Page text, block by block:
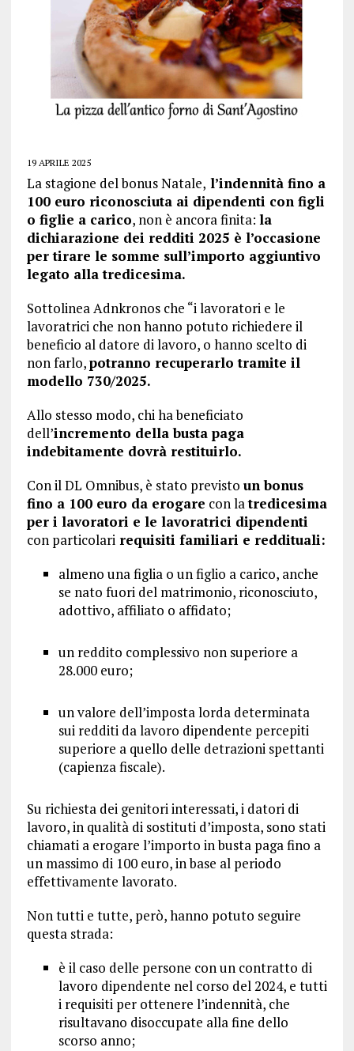
19 APRILE 2025
La stagione del bonus Natale, l’indennità fino a
100 euro riconosciuta ai dipendenti con figli
o figlie a carico, non è ancora finita: la
dichiarazione dei redditi 2025 è l’occasione
per tirare le somme sull’importo aggiuntivo
legato alla tredicesima.
Sottolinea Adnkronos che “i lavoratori e le
lavoratrici che non hanno potuto richiedere il
beneficio al datore di lavoro, o hanno scelto di
non farlo,potranno recuperarlo tramite il
modello 730/2025.
Allo stesso modo, chi ha beneficiato
dell’incremento della busta paga
indebitamente dovrà restituirlo.
Con il DL Omnibus, è stato previsto un bonus
fino a 100 euro da erogare con latredicesima
per i lavoratori e le lavoratrici dipendenti
con particolarirequisiti familiari e reddituali:
almeno una figlia o un figlio a carico, anche
se nato fuori del matrimonio, riconosciuto,
adottivo, affiliato o affidato;
un reddito complessivo non superiore a
28.000 euro;
un valore dell’imposta lorda determinata
sui redditi da lavoro dipendente percepiti
superiore a quello delle detrazioni spettanti
(capienza fiscale).
Su richiesta dei genitori interessati, i datori di
lavoro, in qualità di sostituti d’imposta, sono stati
chiamati a erogare l’importo in busta paga fino a
un massimo di 100 euro, in base al periodo
effettivamente lavorato.
Non tutti e tutte, però, hanno potuto seguire
questa strada:
è il caso delle persone con un contratto di
lavoro dipendente nel corso del 2024, e tutti
i requisiti per ottenere l’indennità, che
risultavano disoccupate alla fine dello
scorso anno;